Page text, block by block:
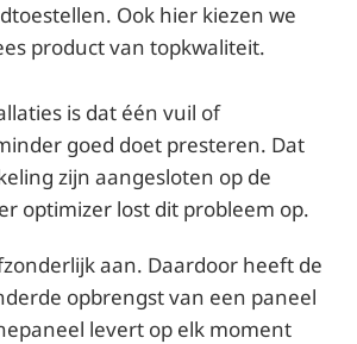
Ook hier kiezen we
product van topkwaliteit.
is dat één vuil of
goed doet presteren. Dat
zijn aangesloten op de
optimizer lost dit probleem op.
aan. Daardoor heeft de
opbrengst van een paneel
levert op elk moment